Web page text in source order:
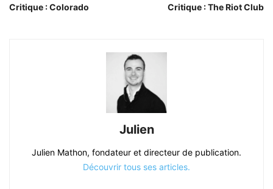
Critique : Colorado Critique : The Riot Club
Julien
Julien Mathon, fondateur et directeur de publication.
Découvrir tous ses articles.